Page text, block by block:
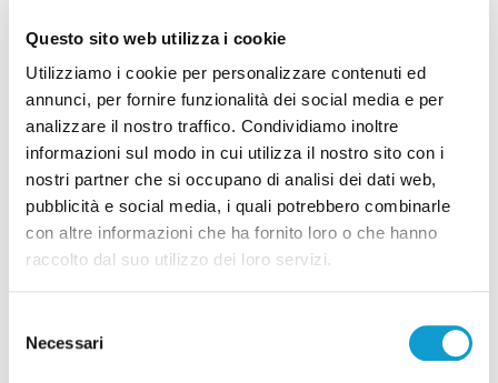
Questo sito web utilizza i cookie
Utilizziamo i cookie per personalizzare contenuti ed
annunci, per fornire funzionalità dei social media e per
analizzare il nostro traffico. Condividiamo inoltre
informazioni sul modo in cui utilizza il nostro sito con i
nostri partner che si occupano di analisi dei dati web,
pubblicità e social media, i quali potrebbero combinarle
con altre informazioni che ha fornito loro o che hanno
raccolto dal suo utilizzo dei loro servizi.
delNecessari
Nikolov rimedia (24-24). Nel finale entra Larizza. Dopo
altre quattro palle set annullate ai padroni di casa, la Lube
centra il sorpasso con l’attacco out di Lanza e chiude al
primo match ball con Nikolov (28-30) .
Il tabellino
GIOIELLA PRISMA TARANTO: Gargiulo 11, Alletti ne,
: Chinenyeze 12, De Cecco